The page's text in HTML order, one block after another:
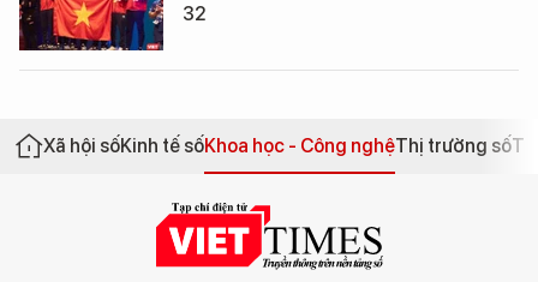
32
Xã hội sốKinh tế sốKhoa học - Công nghệThị trường số